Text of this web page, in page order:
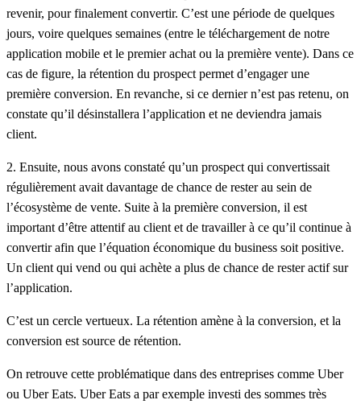
revenir, pour finalement convertir. C’est une période de quelques
jours, voire quelques semaines (entre le téléchargement de notre
application mobile et le premier achat ou la première vente). Dans ce
cas de figure, la rétention du prospect permet d’engager une
première conversion. En revanche, si ce dernier n’est pas retenu, on
constate qu’il désinstallera l’application et ne deviendra jamais
client.
2. Ensuite, nous avons constaté qu’un prospect qui convertissait
régulièrement avait davantage de chance de rester au sein de
l’écosystème de vente. Suite à la première conversion, il est
important d’être attentif au client et de travailler à ce qu’il continue à
convertir afin que l’équation économique du business soit positive.
Un client qui vend ou qui achète a plus de chance de rester actif sur
l’application.
C’est un cercle vertueux. La rétention amène à la conversion, et la
conversion est source de rétention.
On retrouve cette problématique dans des entreprises comme Uber
ou UberEats. Uber Eats a par exemple investi des sommes très